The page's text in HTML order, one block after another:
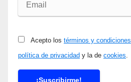
Acepto los términos y condiciones
política de privacidad y la de cookies